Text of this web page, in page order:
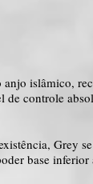
islâmico,
controle
Grey
base inferior